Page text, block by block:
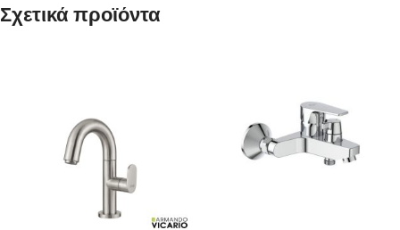
Σχετικά προϊόντα